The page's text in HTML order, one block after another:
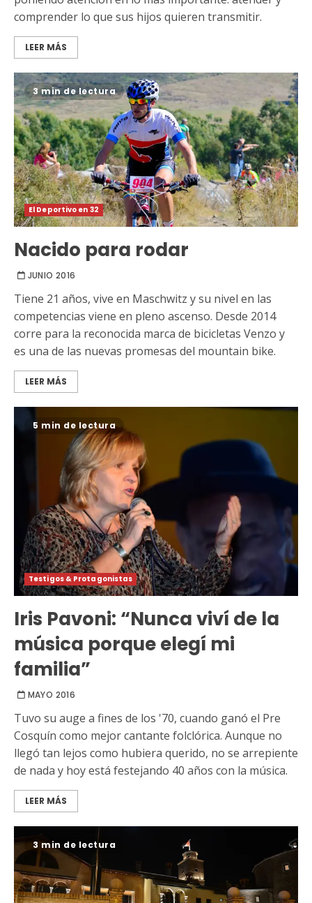
comprender lo que sus hijos quieren transmitir.
LEER MÁS
3 min de lectura
El Deportivo en 32
Nacido para rodar
JUNIO 2016
Tiene 21 años, vive en Maschwitz y su nivel en las
competencias viene en pleno ascenso. Desde 2014
corre para la reconocida marca de bicicletas Venzo y
es una de las nuevas promesas del mountain bike.
LEER MÁS
5 min de lectura
Testigos & Protagonistas
Iris Pavoni: “Nunca viví de la
música porque elegí mi
familia”
MAYO 2016
Tuvo su auge a fines de los '70, cuando ganó el Pre
Cosquín como mejor cantante folclórica. Aunque no
llegó tan lejos como hubiera querido, no se arrepiente
de nada y hoy está festejando 40 años con la música.
LEER MÁS
3 min de lectura